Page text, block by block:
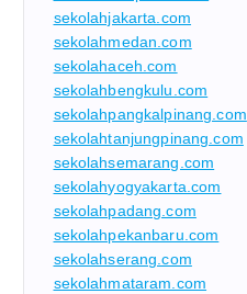
sekolahjakarta.com
sekolahmedan.com
sekolahaceh.com
sekolahbengkulu.com
sekolahpangkalpinang.com
sekolahtanjungpinang.com
sekolahsemarang.com
sekolahyogyakarta.com
sekolahpadang.com
sekolahpekanbaru.com
sekolahserang.com
sekolahmataram.com